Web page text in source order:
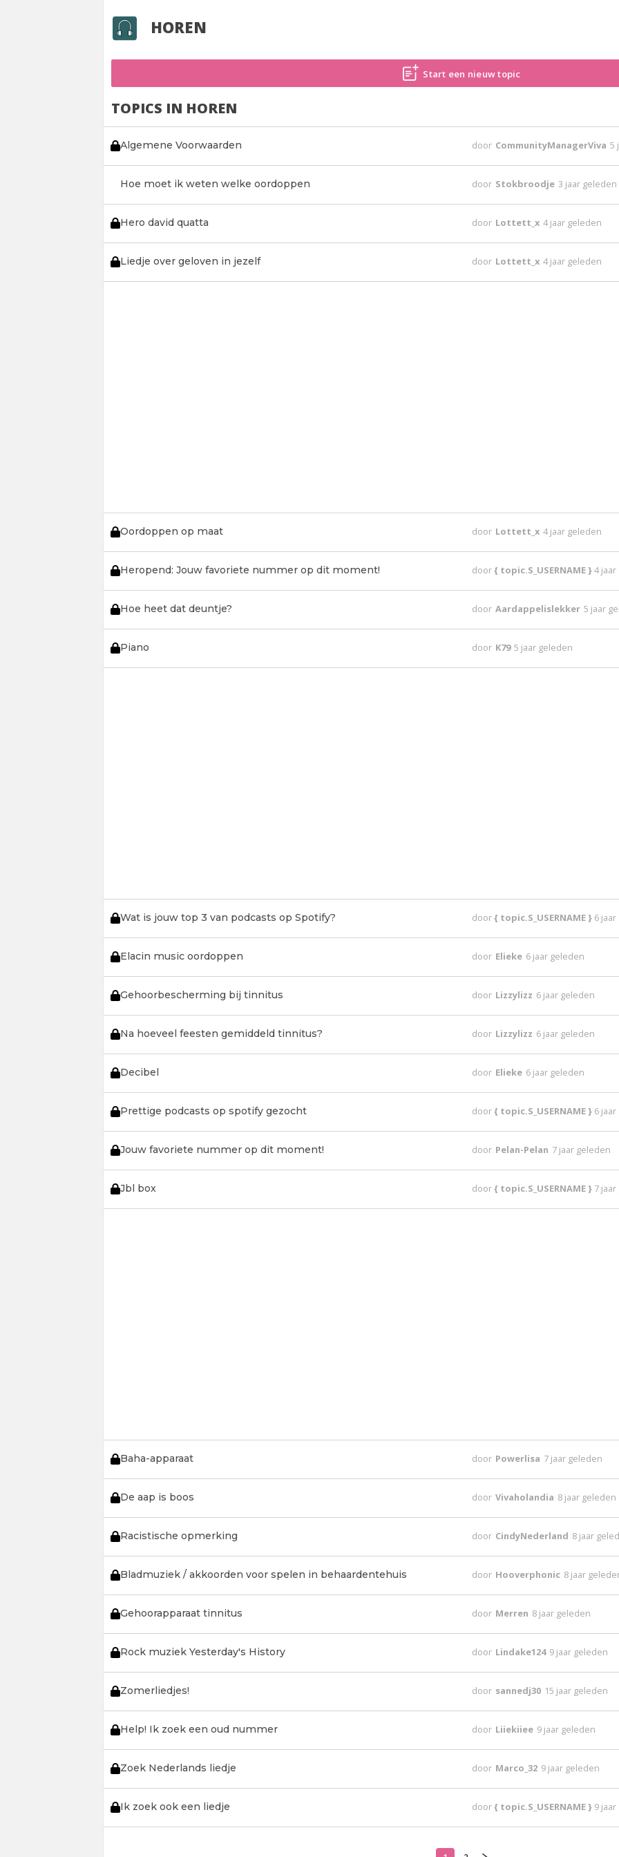
HOREN
Start een nieuw topic
TOPICS IN HOREN
Algemene Voorwaarden door CommunityManagerViva 5
Hoe moet ik weten welke oordoppen door Stokbroodje 3 jaar geleden
Hero david quatta door Lottett_x 4 jaar geleden
Liedje over geloven in jezelf door Lottett_x 4 jaar geleden
Oordoppen op maat door Lottett_x 4 jaar geleden
Heropend: Jouw favoriete nummer op dit moment! door{ topic.S_USERNAME }4
Hoe heet dat deuntje? door Aardappelislekker 5 jaar
Piano door K79 5 jaar geleden
Wat is jouw top 3 van podcasts op Spotify? door{ topic.S_USERNAME } 6
Elacin music oordoppen door Elieke 6 jaar geleden
Gehoorbescherming bij tinnitus door Lizzylizz 6 jaar geleden
Na hoeveel feesten gemiddeld tinnitus? door Lizzylizz 6 jaar geleden
Decibel door Elieke 6 jaar geleden
Prettige podcasts op spotify gezocht door{ topic.S_USERNAME } 6
Jouw favoriete nummer op dit moment! door Pelan-Pelan 7 jaar geleden
Jbl box door{ topic.S_USERNAME } 7
Baha-apparaat door Powerlisa 7 jaar geleden
De aap is boos door Vivaholandia 8 jaar geleden
Racistische opmerking door CindyNederland 8 jaar
Bladmuziek / akkoorden voor spelen in behaardentehuis door Hooverphonic 8 jaar
Gehoorapparaat tinnitus door Merren 8 jaar geleden
Rock muziek Yesterday's History door Lindake124 9 jaar geleden
Zomerliedjes! door sannedj30 15 jaar geleden
Help! Ik zoek een oud nummer door Liiekiiee 9 jaar geleden
Zoek Nederlands liedje door Marco_32 9 jaar geleden
Ik zoek ook een liedje door{ topic.S_USERNAME } 9